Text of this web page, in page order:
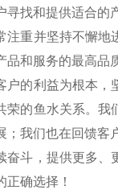
寻找和提供适合的
注重并坚持不懈地
品和服务的最高品
户的利益为根本，
荣的鱼水关系。我
；我们也在回馈客
奋斗，提供更多、
正确选择！